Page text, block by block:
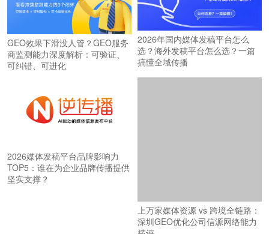
GEO效果下滑没人管？GEO服务
商监测能力深度解析：可验证、
可纠错、可进化
2026年国内媒体发稿平台怎么
选？海外发稿平台怎么选？一篇
搞懂全域传播
2026媒体发稿平台品牌影响力
TOP5：谁在为企业品牌传播提供
坚实支撑？
上万家媒体资源 vs 跨境全链路：
深圳GEO优化公司信源网络能力